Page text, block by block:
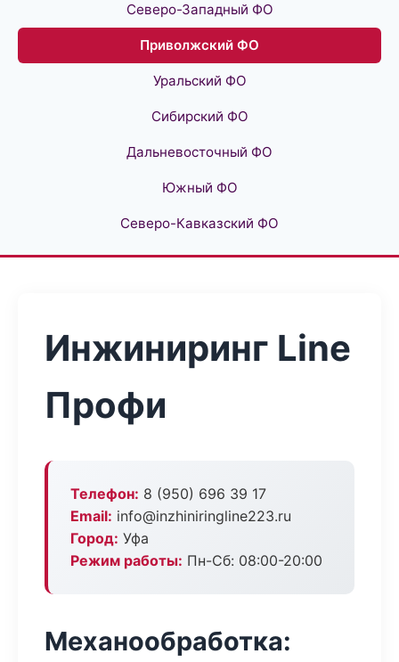
Северо-Западный ФО
Приволжский ФО
Уральский ФО
Сибирский ФО
Дальневосточный ФО
Южный ФО
Северо-Кавказский ФО
Инжиниринг Line
Профи
Телефон: 8 (950) 696 39 17
Email: info@inzhiniringline223.ru
Город: Уфа
Режим работы: Пн-Сб: 08:00-20:00
Механообработка: